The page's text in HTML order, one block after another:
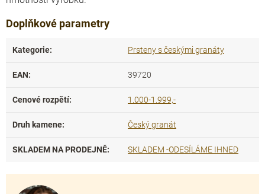
Doplňkové parametry
Kategorie: Prsteny s českými granáty
EAN: 39720
Cenové rozpětí: 1.000-1.999,-
Druh kamene: Český granát
SKLADEM NA PRODEJNĚ: SKLADEM -ODESÍLÁME IHNED